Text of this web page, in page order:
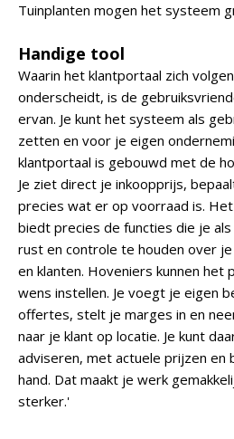
Tuinplanten mogen het systeem
Handige tool
Waarin het klantportaal zich
onderscheidt, is de
ervan. Je kunt het systeem als
zetten en voor je eigen
klantportaal is gebouwd met de
Je ziet direct je inkoopprijs,
precies wat er op voorraad is.
biedt precies de functies die je
rust en controle te houden over je
en klanten. Hoveniers kunnen het
wens instellen. Je voegt je eigen
offertes, stelt je marges in en
naar je klant op locatie. Je kunt
adviseren, met actuele prijzen en
hand. Dat maakt je werk
sterker.'